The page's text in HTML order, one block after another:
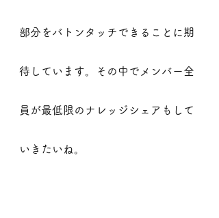
部分をバトンタッチできることに期
待しています。その中でメンバー全
員が最低限のナレッジシェアもして
いきたいね。